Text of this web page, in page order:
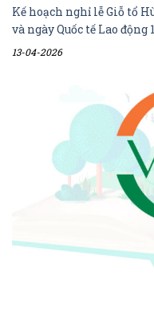
Kế hoạch nghỉ lễ Giỗ tổ
và ngày Quốc tế Lao động
13-04-2026